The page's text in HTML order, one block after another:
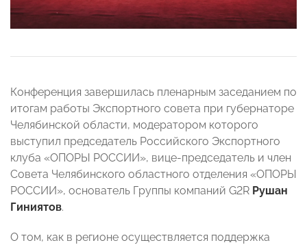
Конференция завершилась пленарным заседанием по
итогам работы Экспортного совета при губернаторе
Челябинской области, модератором которого
выступил председатель Российского Экспортного
клуба «ОПОРЫ РОССИИ», вице-председатель и член
Совета Челябинского областного отделения «ОПОРЫ
РОССИИ», основатель Группы компаний G2R Рушан
Гиниятов.
О том, как в регионе осуществляется поддержка